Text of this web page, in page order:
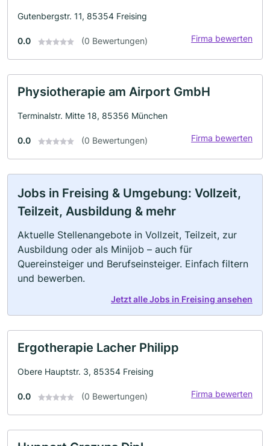
Gutenbergstr. 11, 85354 Freising
0.0 (0 Bewertungen) Firma bewerten
Physiotherapie am Airport GmbH
Terminalstr. Mitte 18, 85356 München
0.0 (0 Bewertungen) Firma bewerten
Jobs in Freising & Umgebung: Vollzeit,
Teilzeit, Ausbildung & mehr
Aktuelle Stellenangebote in Vollzeit, Teilzeit, zur
Ausbildung oder als Minijob – auch für
Quereinsteiger und Berufseinsteiger. Einfach filtern
und bewerben.
Jetzt alle Jobs in Freising ansehen
Ergotherapie Lacher Philipp
Obere Hauptstr. 3, 85354 Freising
0.0 (0 Bewertungen) Firma bewerten